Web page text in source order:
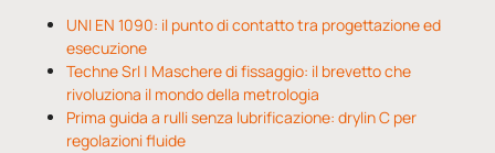
UNI EN 1090: il punto di contatto tra progettazione ed
esecuzione
Techne Srl | Maschere di fissaggio: il brevetto che
rivoluziona il mondo della metrologia
Prima guida a rulli senza lubrificazione: drylin C per
regolazioni fluide